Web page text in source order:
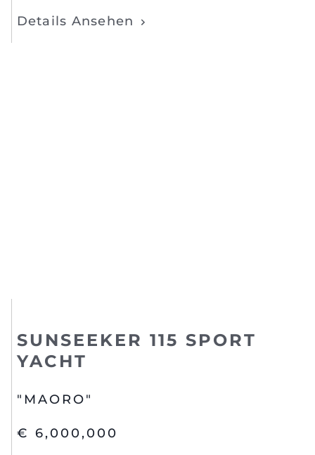
Details Ansehen
SUNSEEKER 115 SPORT
YACHT
"MAORO"
€ 6,000,000